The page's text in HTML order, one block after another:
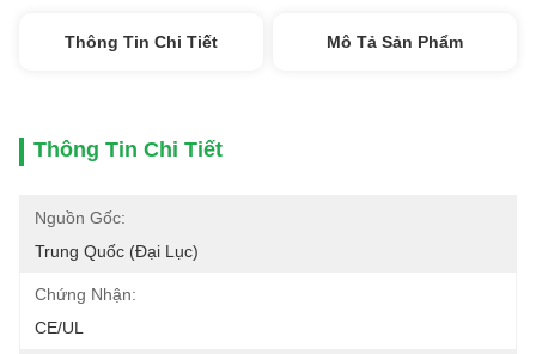
Thông Tin Chi Tiết Mô Tả Sản Phẩm
Thông Tin Chi Tiết
Nguồn Gốc:
Trung Quốc (đại Lục)
Chứng Nhận:
CE/UL